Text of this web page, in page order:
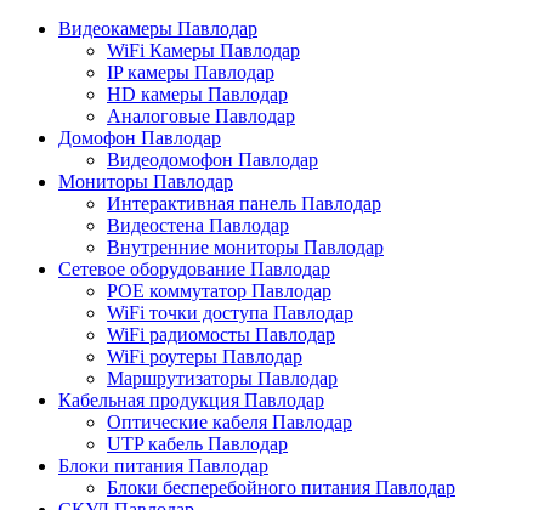
Видеокамеры Павлодар
WiFi Камеры Павлодар
IP камеры Павлодар
HD камеры Павлодар
Аналоговые Павлодар
Домофон Павлодар
Видеодомофон Павлодар
Мониторы Павлодар
Интерактивная панель Павлодар
Видеостена Павлодар
Внутренние мониторы Павлодар
Сетевое оборудование Павлодар
POE коммутатор Павлодар
WiFi точки доступа Павлодар
WiFi радиомосты Павлодар
WiFi роутеры Павлодар
Маршрутизаторы Павлодар
Кабельная продукция Павлодар
Оптические кабеля Павлодар
UTP кабель Павлодар
Блоки питания Павлодар
Блоки бесперебойного питания Павлодар